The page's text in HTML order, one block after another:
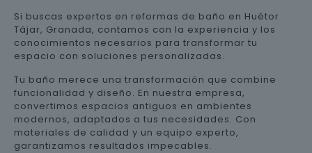
Si buscas expertos en reformas de baño en Huétor
Tájar, Granada, contamos con la experiencia y los
conocimientos necesarios para transformar tu
espacio con soluciones personalizadas.
Tu baño merece una transformación que combine
funcionalidad y diseño. En nuestra empresa,
convertimos espacios antiguos en ambientes
modernos, adaptados a tus necesidades. Con
materiales de calidad y un equipo experto,
garantizamos resultados impecables.